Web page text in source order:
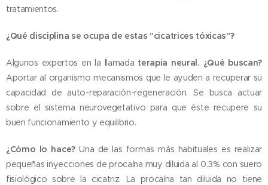
tratamientos.
¿Qué disciplina se ocupa de estas "cicatrices tóxicas"?
Algunos expertos en la llamada terapia neural. ¿Qué buscan?
Aportar al organismo mecanismos que le ayuden a recuperar su
capacidad de auto-reparación-regeneración. Se busca actuar
sobre el sistema neurovegetativo para que éste recupere su
buen funcionamiento y equilibrio.
¿Cómo lo hace?Una de las formas más habituales es realizar
pequeñas inyecciones de procaína muy diluida al 0.3% con suero
fisiológico sobre la cicatriz. La procaína tan diluida no tiene